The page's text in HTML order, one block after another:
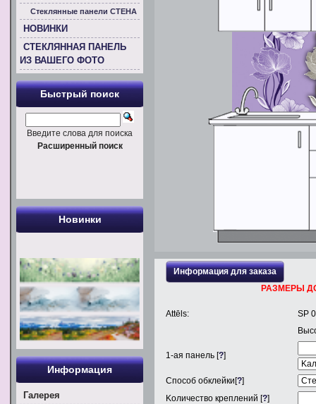
Информация для заказа
РАЗМЕРЫ
Attēls:
SP
1-ая панель [?]
Способ обклейки[?]
Kоличество креплений [?]
Стеклянные панели СТЕНА
НОВИНКИ
СТЕКЛЯННАЯ ПАНЕЛЬ
ИЗ ВАШЕГО ФОТО
Быстрый поиск
Введите слова для поиска
Расширенный поиск
Новинки
Информация
Галерея